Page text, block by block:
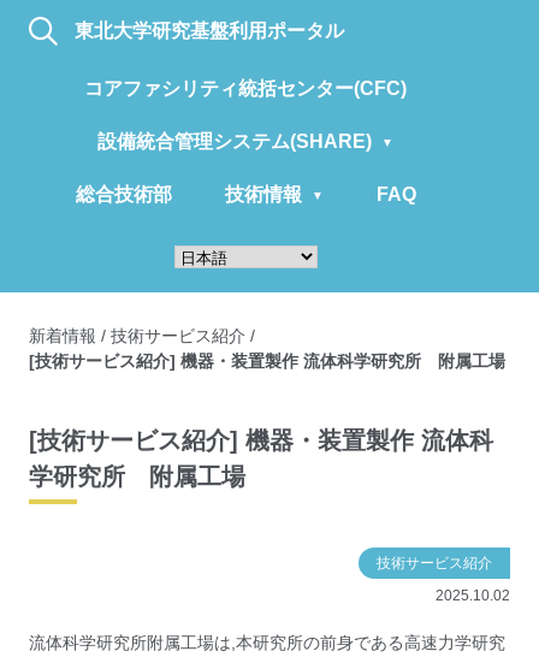
東北大学研究基盤利用ポータル
コアファシリティ統括センター(CFC)
設備統合管理システム(SHARE)
総合技術部 技術情報 FAQ
新着情報 / 技術サービス紹介 /
[技術サービス紹介] 機器・装置製作 流体科学研究所 附属工場
[技術サービス紹介] 機器・装置製作 流体科
学研究所 附属工場
技術サービス紹介
2025.10.02
流体科学研究所附属工場は,本研究所の前身である高速力学研究